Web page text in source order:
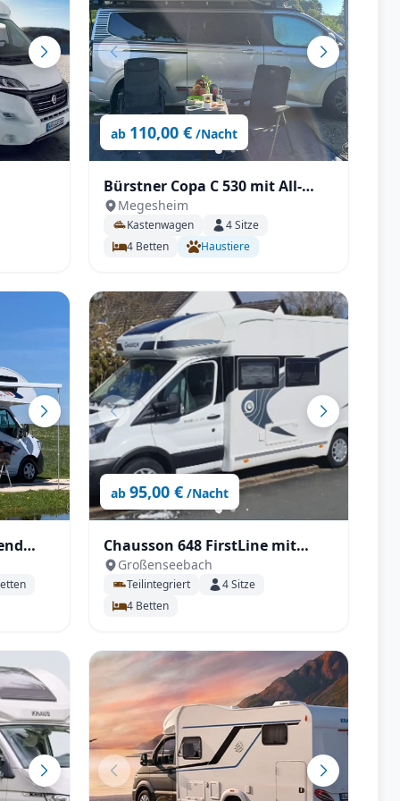
ab 110,00 € /Nacht
Bürstner Copa C 530 mit All-
Inklusive Paket,
Automatikgetriebe,
Aufstelldach uvm.
Megesheim
Kastenwagen 4 Sitze
4 Betten Haustiere
ab 95,00 € /Nacht
Chausson 648 FirstLine mit
Queensbett
Großenseebach
Teilintegriert 4 Sitze
4 Betten